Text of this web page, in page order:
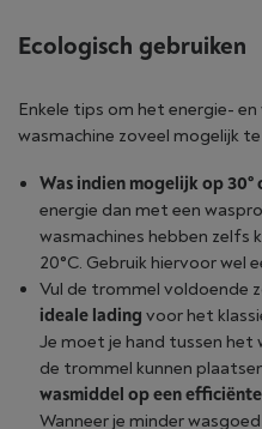
Ecologisch gebruiken
Enkele tips om het energie-
wasmachine zoveel mogelijk
Was indien mogelijk op 30°
energie dan met een
wasmachines hebben zelfs
20°C. Gebruik hiervoor wel
Vul de trommel voldoende
ideale lading voor het
Je moet je hand tussen het
de trommel kunnen
wasmiddel op een
Wanneer je minder